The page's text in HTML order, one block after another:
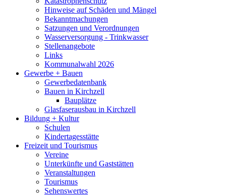
Hinweise auf Schäden und Mängel
Bekanntmachungen
Satzungen und Verordnungen
Wasserversorgung - Trinkwasser
Stellenangebote
Links
Kommunalwahl 2026
Gewerbe + Bauen
Gewerbedatenbank
Bauen in Kirchzell
Bauplätze
Glasfaserausbau in Kirchzell
Bildung + Kultur
Schulen
Kindertagesstätte
Freizeit und Tourismus
Vereine
Unterkünfte und Gaststätten
Veranstaltungen
Tourismus
Sehenswertes